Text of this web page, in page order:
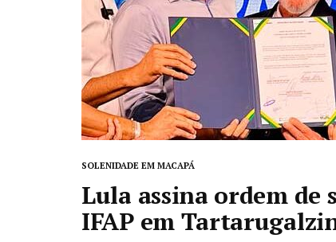
SOLENIDADE EM MACAPÁ
Lula assina ordem de
IFAP em